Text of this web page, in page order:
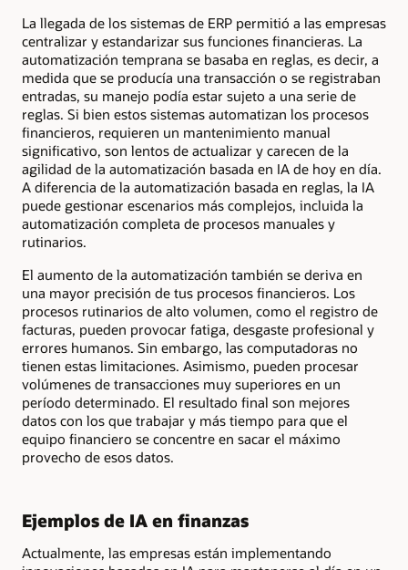
La llegada de los sistemas de ERP permitió a las empresas
centralizar y estandarizar sus funciones financieras. La
automatización temprana se basaba en reglas, es decir, a
medida que se producía una transacción o se registraban
entradas, su manejo podía estar sujeto a una serie de
reglas. Si bien estos sistemas automatizan los procesos
financieros, requieren un mantenimiento manual
significativo, son lentos de actualizar y carecen de la
agilidad de la automatización basada en IA de hoy en día.
A diferencia de la automatización basada en reglas, la IA
puede gestionar escenarios más complejos, incluida la
automatización completa de procesos manuales y
rutinarios.
El aumento de la automatización también se deriva en
una mayor precisión de tus procesos financieros. Los
procesos rutinarios de alto volumen, como el registro de
facturas, pueden provocar fatiga, desgaste profesional y
errores humanos. Sin embargo, las computadoras no
tienen estas limitaciones. Asimismo, pueden procesar
volúmenes de transacciones muy superiores en un
período determinado. El resultado final son mejores
datos con los que trabajar y más tiempo para que el
equipo financiero se concentre en sacar el máximo
provecho de esos datos.
Ejemplos de IA en finanzas
Actualmente, las empresas están implementando